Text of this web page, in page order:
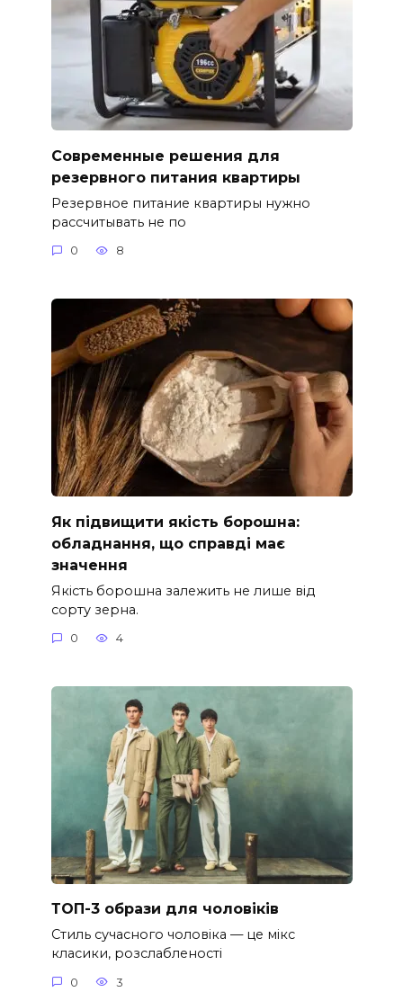
Современные решения для
резервного питания квартиры
Резервное питание квартиры нужно
рассчитывать не по
0 8
Як підвищити якість борошна:
обладнання, що справді має
значення
Якість борошна залежить не лише від
сорту зерна.
0 4
ТОП-3 образи для чоловіків
Стиль сучасного чоловіка — це мікс
класики, розслабленості
0 3